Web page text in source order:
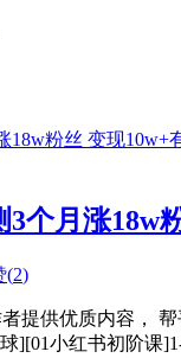
个月涨18w
(2)
提供优质内容，
][01小红书初阶课